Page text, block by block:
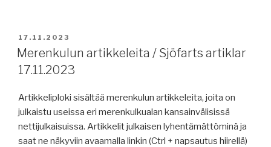
artikkeleita
JULKAISTU
17.11.2023
Merenkulun artikkeleita / Sjöfarts artiklar
17.11.2023
Artikkeliploki sisältää merenkulun artikkeleita, joita on
julkaistu useissa eri merenkulkualan kansainvälisissä
nettijulkaisuissa. Artikkelit julkaisen lyhentämättöminä ja
saat ne näkyviin avaamalla linkin (Ctrl + napsautus hiirellä)